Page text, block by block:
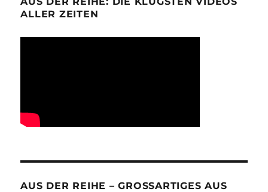
ALLER ZEITEN
AUS DER REIHE – GROSSARTIGES AUS D